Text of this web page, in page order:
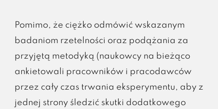
Pomimo, że ciężko odmówić wskazanym
badaniom rzetelności oraz podążania za
przyjętą metodyką (naukowcy na bieżąco
ankietowali pracowników i pracodawców
przez cały czas trwania eksperymentu, aby z
jednej strony śledzić skutki dodatkowego